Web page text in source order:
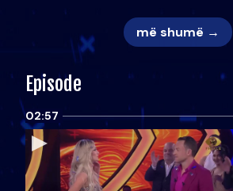
më shumë →
Episode
02:57